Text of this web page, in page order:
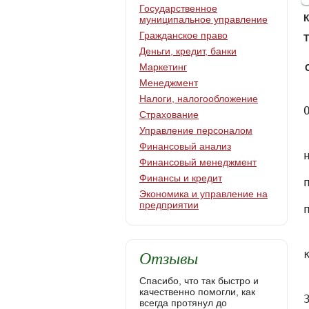
Оглавление

	Введение	2

	Глава 1. Правовые основы учета расчетов по страховым операциям на предприятии	6

	1.1. Нормативно-правовые основы учетов расчетов по операциям предприятия	6

	1.2. Принципы и порядок расчетов по страховым операциям на предприятии	13

	1.3. Экономическая характеристика страховой компании	17

	Глава 2. Анализ расчетов по операциям страхования в страховой компании	25

	2.1. Организация учета в
Государственное
муниципальное управление
Гражданское право
Деньги, кредит, банки
Маркетинг
Менеджмент
Налоги, налогообложение
Страхование
Управление персоналом
Финансовый анализ
Финансовый менеджмент
Финансы и кредит
Экономика и управление на
предприятии
Отзывы
Спасибо, что так быстро и
качественно помогли, как
всегда протянул до